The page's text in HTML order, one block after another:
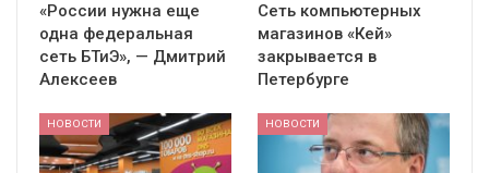
«России нужна еще
одна федеральная
сеть БТиЭ», — Дмитрий
Алексеев
Сеть компьютерных
магазинов «Кей»
закрывается в
Петербурге
НОВОСТИ НОВОСТИ